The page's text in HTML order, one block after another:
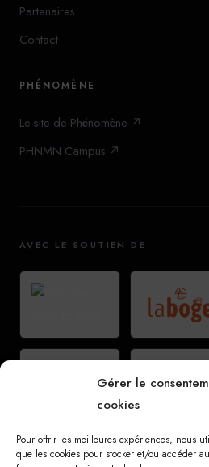
Gérer le
cookies
Pour offrir les meilleures expériences, nous
que les cookies pour stocker et/ou accéder
Partenaires
Contact
PHÉNOMÈNE
Le site de Phénomène ↗
PHNMN Campus ↗
AVEC LE SOUTIEN DE